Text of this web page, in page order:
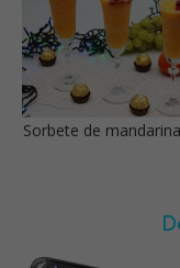
Sorbete de